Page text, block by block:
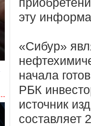
эту
«Сибур»
начала
РБК
источник
составляет